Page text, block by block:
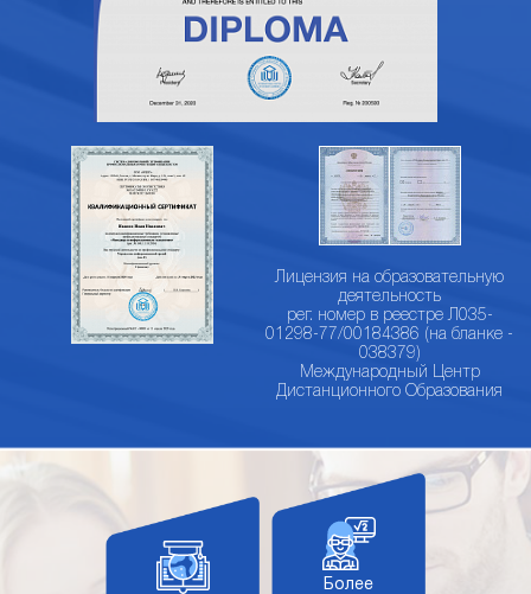
Лицензия на образовательную
деятельность
рег. номер в реестре Л035-
01298-77/00184386 (на бланке -
038379)
Международный Центр
Дистанционного Образования
Более